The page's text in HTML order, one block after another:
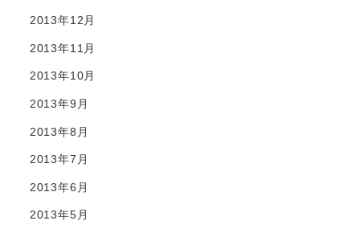
2013年12月
2013年11月
2013年10月
2013年9月
2013年8月
2013年7月
2013年6月
2013年5月